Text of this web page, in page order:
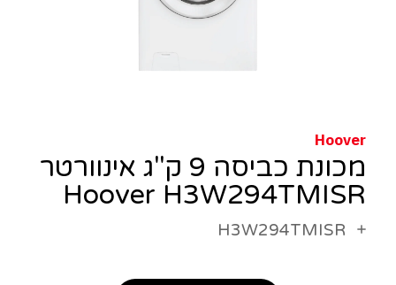
Hoover
מכונת כביסה 9 ק"ג אינוורטר
Hoover H3W294TMISR
H3W294TMISR